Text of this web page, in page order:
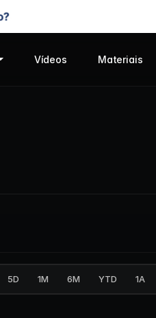
Vídeos Materiais
5D 1M 6M YTD 1A